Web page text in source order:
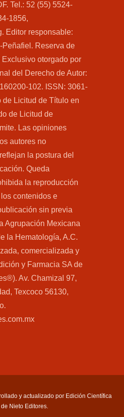
Tel.: 52 (55) 5524-
1856,
Editor responsable:
Reserva de
otorgado por
del Derecho de Autor:
102. ISSN: 3061-
de Licitud de Título en
de Licitud de
Las opiniones
autores no
la postura del
Queda
la reproducción
contenidos e
sin previa
Agrupación Mexicana
la Hematología, A.C.
comercializada y
y Farmacia SA de
Av. Chamizal 97,
Texcoco 56130,
y actualizado por Edición Científica
de Nieto Editores.